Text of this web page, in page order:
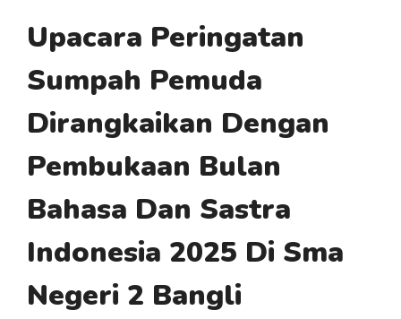
Upacara Peringatan
Sumpah Pemuda
Dirangkaikan Dengan
Pembukaan Bulan
Bahasa Dan Sastra
Indonesia 2025 Di Sma
Negeri 2 Bangli